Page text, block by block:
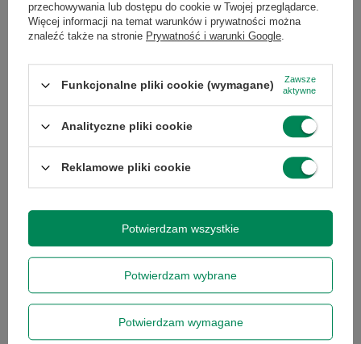
Marka AOC
Przekątna
ekranu (cale)
23.8
24
Kod producenta 24P1
ekranu
Rodzaj
podświetlania
LED
przechowywania lub dostępu do cookie w Twojej przeglądarce.
Więcej informacji na temat warunków i prywatności można
znaleźć także na stronie Prywatność i warunki Google.
Funkcjonalne pliki cookie (wymagane)
Zawsze
aktywne
Analityczne pliki cookie
Reklamowe pliki cookie
Potwierdzam wybrane
Potwierdzam wymagane
Potwierdzam wszystkie